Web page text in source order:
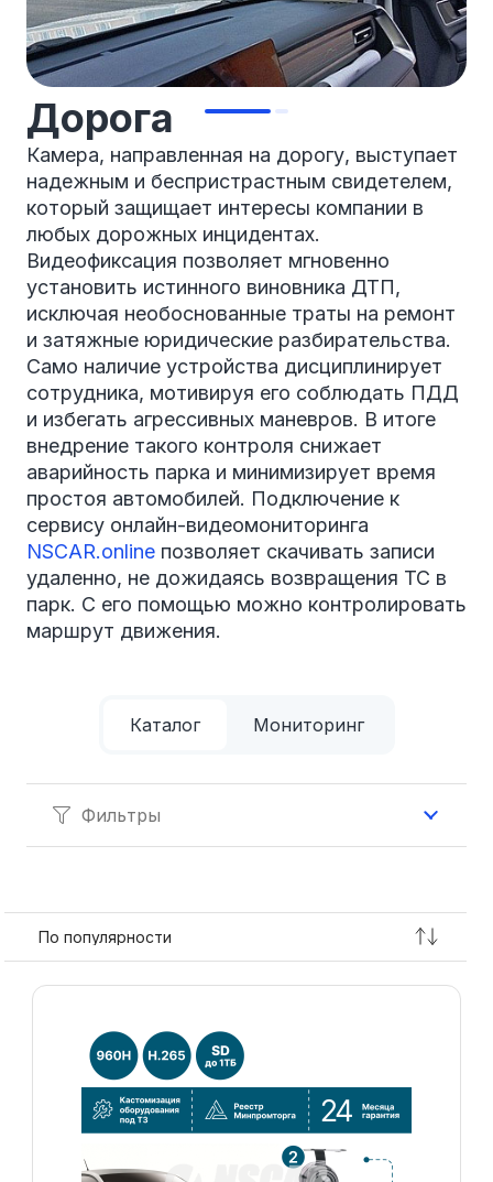
Дорога
Камера, направленная на дорогу, выступает
надежным и беспристрастным свидетелем,
который защищает интересы компании в
любых дорожных инцидентах.
Видеофиксация позволяет мгновенно
установить истинного виновника ДТП,
исключая необоснованные траты на ремонт
и затяжные юридические разбирательства.
Само наличие устройства дисциплинирует
сотрудника, мотивируя его соблюдать ПДД
и избегать агрессивных маневров. В итоге
внедрение такого контроля снижает
аварийность парка и минимизирует время
простоя автомобилей. Подключение к
сервису онлайн-видеомониторинга
NSCAR.online позволяет скачивать записи
удаленно, не дожидаясь возвращения ТС в
парк. С его помощью можно контролировать
маршрут движения.
Каталог Мониторинг
Фильтры